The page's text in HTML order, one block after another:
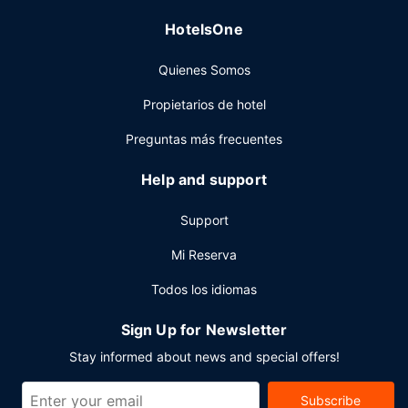
vestíbulo a tu disposición. Este hotel pone a tu disposición
Hay un aparcamiento sin asistencia gratuito disponible.
HotelsOne
Quienes Somos
Propietarios de hotel
Preguntas más frecuentes
Help and support
Support
Mi Reserva
Todos los idiomas
Sign Up for Newsletter
Stay informed about news and special offers!
Subscribe